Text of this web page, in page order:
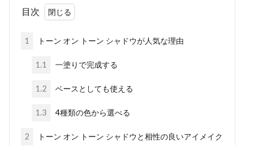
目次
1 トーン オン トーン シャドウが人気な理由
1.1 一塗りで完成する
1.2 ベースとしても使える
1.3 4種類の色から選べる
2 トーン オン トーン シャドウと相性の良いアイメイク